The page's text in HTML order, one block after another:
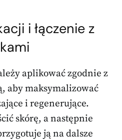
i łączenie z
aplikować zgodnie z
aby maksymalizować
i regenerujące.
skórę, a następnie
ją na dalsze